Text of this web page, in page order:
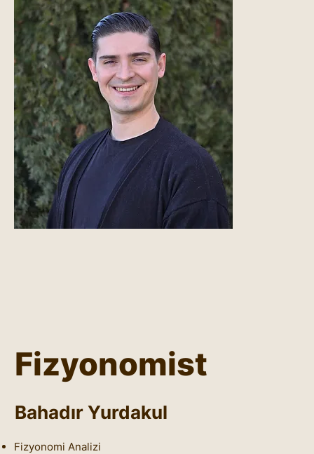
Fizyonomist
Bahadır Yurdakul
Fizyonomi Analizi